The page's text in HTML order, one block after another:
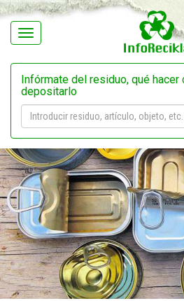
Navegación
Infórmate del residuo, qué hacer
depositarlo